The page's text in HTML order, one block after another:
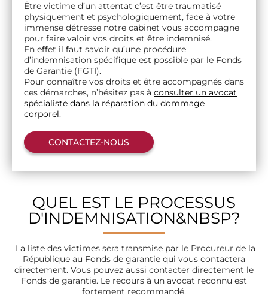
Être victime d’un attentat c’est être traumatisé
physiquement et psychologiquement, face à votre
immense détresse notre cabinet vous accompagne
pour faire valoir vos droits et être indemnisé.
En effet il faut savoir qu’une procédure
d’indemnisation spécifique est possible par le Fonds
de Garantie (FGTI).
Pour connaître vos droits et être accompagnés dans
ces démarches, n’hésitez pas à consulter un avocat
spécialiste dans la réparation du dommage
corporel.
CONTACTEZ-NOUS
QUEL EST LE PROCESSUS
D'INDEMNISATION&NBSP?
La liste des victimes sera transmise par le Procureur de la
République au Fonds de garantie qui vous contactera
directement. Vous pouvez aussi contacter directement le
Fonds de garantie. Le recours à un avocat reconnu est
fortement recommandé.